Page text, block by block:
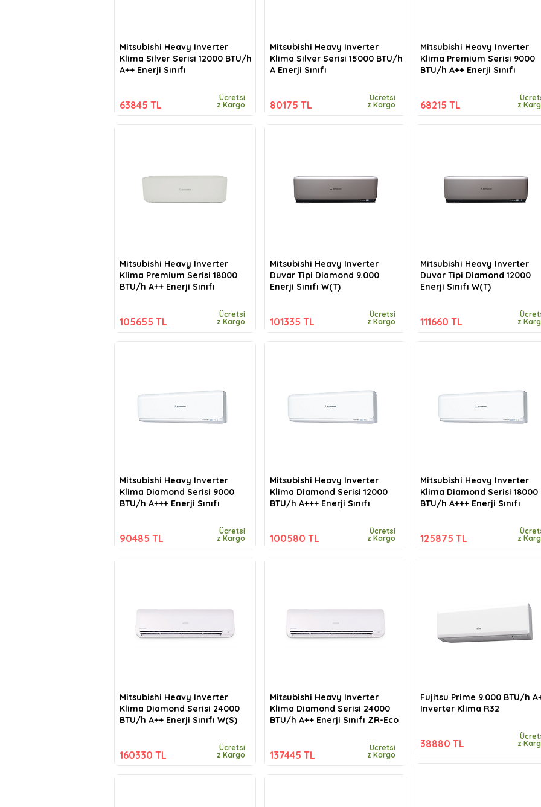
Mitsubishi Heavy Inverter
Klima Silver Serisi 12000 BTU/h
A++ Enerji Sınıfı
63845 TL
Ücretsi
z Kargo
Mitsubishi Heavy Inverter
Klima Premium Serisi 18000
BTU/h A++ Enerji Sınıfı
105655 TL
Ücretsi
z Kargo
Mitsubishi Heavy Inverter
Klima Diamond Serisi 9000
BTU/h A+++ Enerji Sınıfı
90485 TL
Ücretsi
z Kargo
Mitsubishi Heavy Inverter
Klima Diamond Serisi 24000
BTU/h A++ Enerji Sınıfı W(S)
160330 TL
Ücretsi
z Kargo
Mitsubishi Heavy Inverter
Klima Silver Serisi 15000 BTU/h
A Enerji Sınıfı
80175 TL
Ücretsi
z Kargo
Mitsubishi Heavy Inverter
Duvar Tipi Diamond 9.000
Enerji Sınıfı W(T)
101335 TL
Ücretsi
z Kargo
Mitsubishi Heavy Inverter
Klima Diamond Serisi 12000
BTU/h A+++ Enerji Sınıfı
100580 TL
Ücretsi
z Kargo
Mitsubishi Heavy Inverter
Klima Diamond Serisi 24000
BTU/h A++ Enerji Sınıfı ZR-Eco
137445 TL
Ücretsi
z Kargo
Mitsubishi Heavy Inverter
Klima Premium Serisi 9000
BTU/h A++ Enerji Sınıfı
68215 TL
z
Mitsubishi Heavy Inverter
Duvar Tipi Diamond 12000
Enerji Sınıfı W(T)
111660 TL
z
Mitsubishi Heavy Inverter
Klima Diamond Serisi 18000
BTU/h A+++ Enerji Sınıfı
125875 TL
z
Fujitsu Prime 9.000 BTU/h
Inverter Klima R32
38880 TL
z